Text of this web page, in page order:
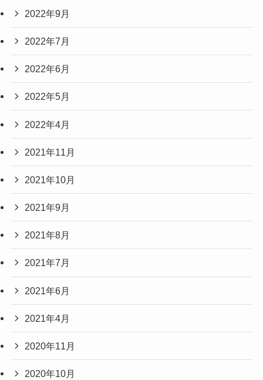
2022年9月
2022年7月
2022年6月
2022年5月
2022年4月
2021年11月
2021年10月
2021年9月
2021年8月
2021年7月
2021年6月
2021年4月
2020年11月
2020年10月